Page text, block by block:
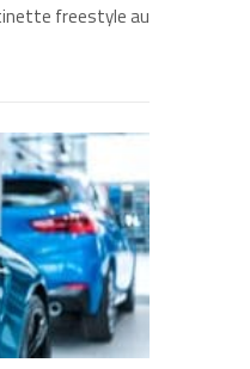
freestyle au